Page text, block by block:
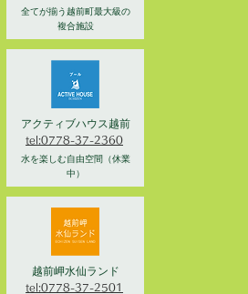
全てが揃う越前町最大級の
複合施設
アクティブハウス越前
tel:0778-37-2360
水を楽しむ自由空間（休業
中）
越前岬水仙ランド
tel:0778-37-2501